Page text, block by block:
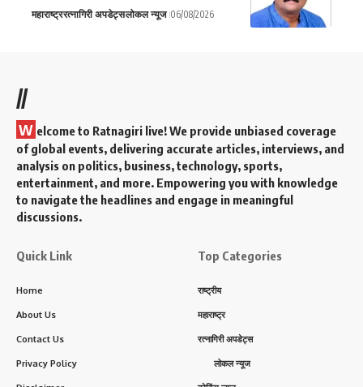
महाराष्ट्ररत्नागिरी अपडेट्सलोकल न्यूज 06/08/2026
//
W elcome to Ratnagiri live! We provide unbiased coverage
of global events, delivering accurate articles, interviews, and
analysis on politics, business, technology, sports,
entertainment, and more. Empowering you with knowledge
to navigate the headlines and engage in meaningful
discussions.
Quick Link
Home
About Us
Contact Us
Privacy Policy
Top Categories
राष्ट्रीय
महाराष्ट्र
रत्नागिरी अपडेट्स
लोकल न्यूज